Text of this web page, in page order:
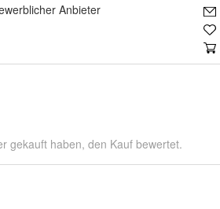
er Anbieter
gekauft haben, den Kauf bewertet.